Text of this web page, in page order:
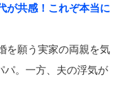
が共感！これぞ本当に
を願う実家の両親を気
パ。一方、夫の浮気が